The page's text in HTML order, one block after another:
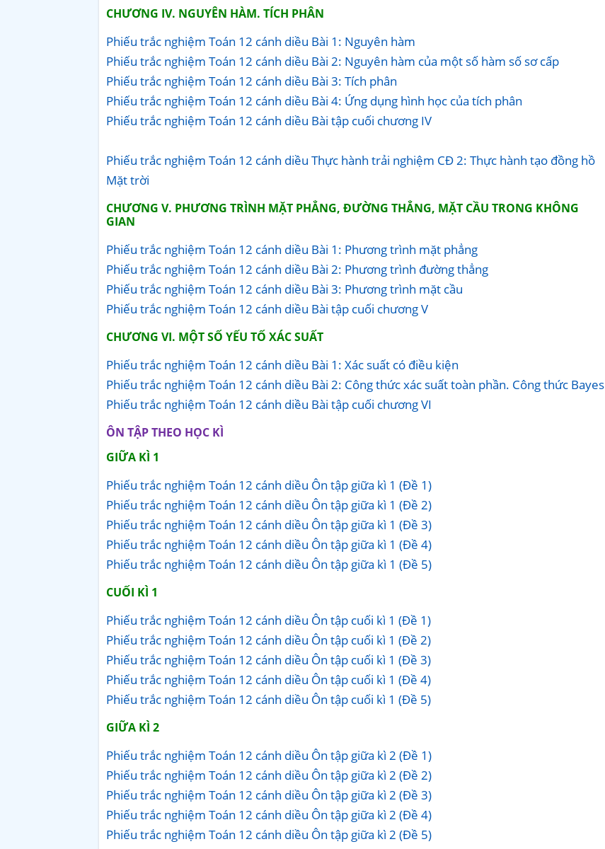
CHƯƠNG IV. NGUYÊN HÀM. TÍCH PHÂN
Phiếu trắc nghiệm Toán 12 cánh diều Bài 1: Nguyên hàm
Phiếu trắc nghiệm Toán 12 cánh diều Bài 2: Nguyên hàm của một số hàm số sơ cấp
Phiếu trắc nghiệm Toán 12 cánh diều Bài 3: Tích phân
Phiếu trắc nghiệm Toán 12 cánh diều Bài 4: Ứng dụng hình học của tích phân
Phiếu trắc nghiệm Toán 12 cánh diều Bài tập cuối chương IV
Phiếu trắc nghiệm Toán 12 cánh diều Thực hành trải nghiệm CĐ 2: Thực hành tạo đồng hồ
Mặt trời
CHƯƠNG V. PHƯƠNG TRÌNH MẶT PHẲNG, ĐƯỜNG THẲNG, MẶT CẦU TRONG KHÔNG
GIAN
Phiếu trắc nghiệm Toán 12 cánh diều Bài 1: Phương trình mặt phẳng
Phiếu trắc nghiệm Toán 12 cánh diều Bài 2: Phương trình đường thẳng
Phiếu trắc nghiệm Toán 12 cánh diều Bài 3: Phương trình mặt cầu
Phiếu trắc nghiệm Toán 12 cánh diều Bài tập cuối chương V
CHƯƠNG VI. MỘT SỐ YẾU TỐ XÁC SUẤT
Phiếu trắc nghiệm Toán 12 cánh diều Bài 1: Xác suất có điều kiện
Phiếu trắc nghiệm Toán 12 cánh diều Bài 2: Công thức xác suất toàn phần. Công thức Bayes
Phiếu trắc nghiệm Toán 12 cánh diều Bài tập cuối chương VI
ÔN TẬP THEO HỌC KÌ
GIỮA KÌ 1
Phiếu trắc nghiệm Toán 12 cánh diều Ôn tập giữa kì 1 (Đề 1)
Phiếu trắc nghiệm Toán 12 cánh diều Ôn tập giữa kì 1 (Đề 2)
Phiếu trắc nghiệm Toán 12 cánh diều Ôn tập giữa kì 1 (Đề 3)
Phiếu trắc nghiệm Toán 12 cánh diều Ôn tập giữa kì 1 (Đề 4)
Phiếu trắc nghiệm Toán 12 cánh diều Ôn tập giữa kì 1 (Đề 5)
CUỐI KÌ 1
Phiếu trắc nghiệm Toán 12 cánh diều Ôn tập cuối kì 1 (Đề 1)
Phiếu trắc nghiệm Toán 12 cánh diều Ôn tập cuối kì 1 (Đề 2)
Phiếu trắc nghiệm Toán 12 cánh diều Ôn tập cuối kì 1 (Đề 3)
Phiếu trắc nghiệm Toán 12 cánh diều Ôn tập cuối kì 1 (Đề 4)
Phiếu trắc nghiệm Toán 12 cánh diều Ôn tập cuối kì 1 (Đề 5)
GIỮA KÌ 2
Phiếu trắc nghiệm Toán 12 cánh diều Ôn tập giữa kì 2 (Đề 1)
Phiếu trắc nghiệm Toán 12 cánh diều Ôn tập giữa kì 2 (Đề 2)
Phiếu trắc nghiệm Toán 12 cánh diều Ôn tập giữa kì 2 (Đề 3)
Phiếu trắc nghiệm Toán 12 cánh diều Ôn tập giữa kì 2 (Đề 4)
Phiếu trắc nghiệm Toán 12 cánh diều Ôn tập giữa kì 2 (Đề 5)